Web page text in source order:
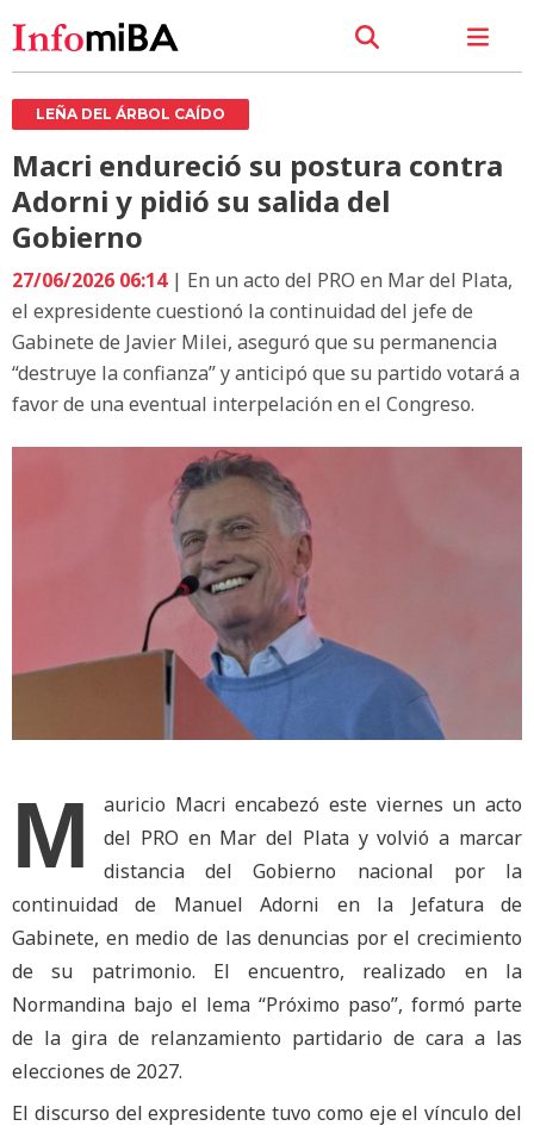
LEÑA DEL ÁRBOL CAÍDO
Macri endureció su postura contra
Adorni y pidió su salida del
Gobierno
27/06/2026 06:14| En un acto del PRO en Mar del Plata,
el expresidente cuestionó la continuidad del jefe de
Gabinete de Javier Milei, aseguró que su permanencia
“destruye la confianza” y anticipó que su partido votará a
favor de una eventual interpelación en el Congreso.
M
auricio Macri encabezó este viernes un acto
del PRO en Mar del Plata y volvió a marcar
distancia del Gobierno nacional por la
continuidad de Manuel Adorni en la Jefatura de
Gabinete, en medio de las denuncias por el crecimiento
de su patrimonio. El encuentro, realizado en la
Normandina bajo el lema “Próximo paso”, formó parte
de la gira de relanzamiento partidario de cara a las
elecciones de 2027.
El discurso del expresidente tuvo como eje el vínculo del